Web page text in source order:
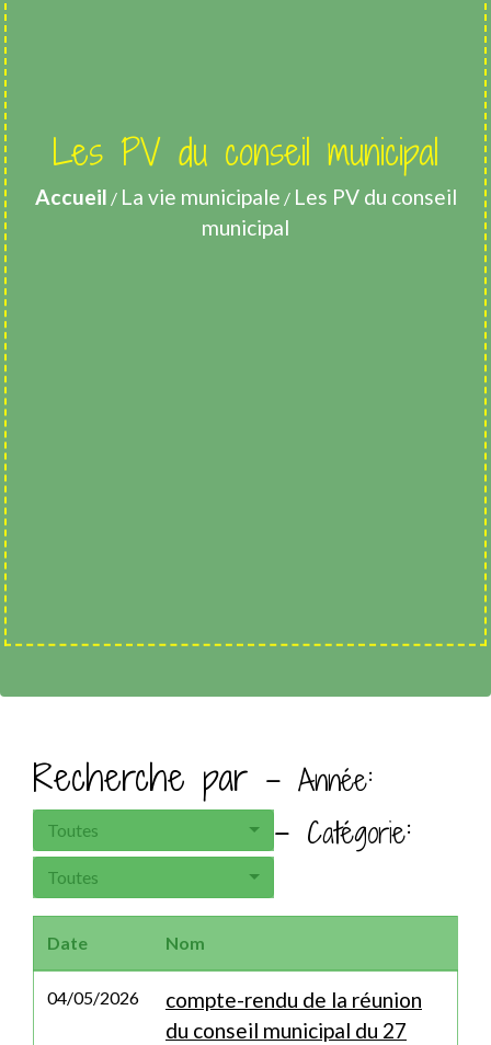
Les PV du conseil municipal
Accueil / La vie municipale / Les PV du conseil
municipal
Recherche par - Année:
Toutes - Catégorie:
Toutes
Date Nom
04/05/2026
compte-rendu de la réunion
du conseil municipal du 27